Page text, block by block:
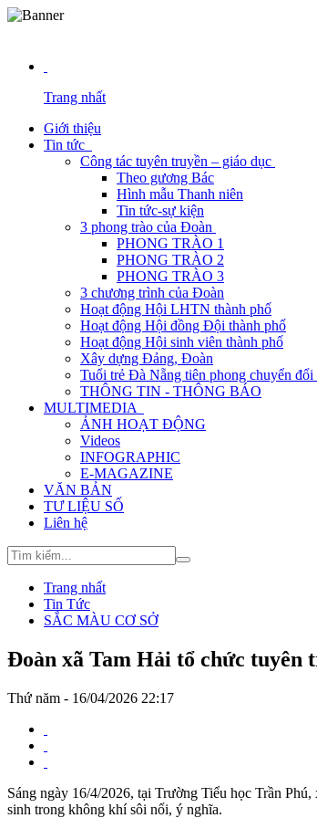
Trang nhất
Giới thiệu
Tin tức
Công tác tuyên truyền – giáo dục
Theo gương Bác
Hình mẫu Thanh niên
Tin tức-sự kiện
3 phong trào của Đoàn
PHONG TRÀO 1
PHONG TRÀO 2
PHONG TRÀO 3
3 chương trình của Đoàn
Hoạt động Hội LHTN thành phố
Hoạt động Hội đồng Đội thành phố
Hoạt động Hội sinh viên thành phố
Xây dựng Đảng, Đoàn
Tuổi trẻ Đà Nẵng tiên phong chuyển đổi
THÔNG TIN - THÔNG BÁO
MULTIMEDIA
ẢNH HOẠT ĐỘNG
Videos
INFOGRAPHIC
E-MAGAZINE
VĂN BẢN
TƯ LIỆU SỐ
Liên hệ
Trang nhất
Tin Tức
SẮC MÀU CƠ SỞ
Đoàn xã Tam Hải tổ chức tuyên
Thứ năm - 16/04/2026 22:17
Sáng ngày 16/4/2026, tại Trường Tiểu học Trần
sinh trong không khí sôi nổi, ý nghĩa.